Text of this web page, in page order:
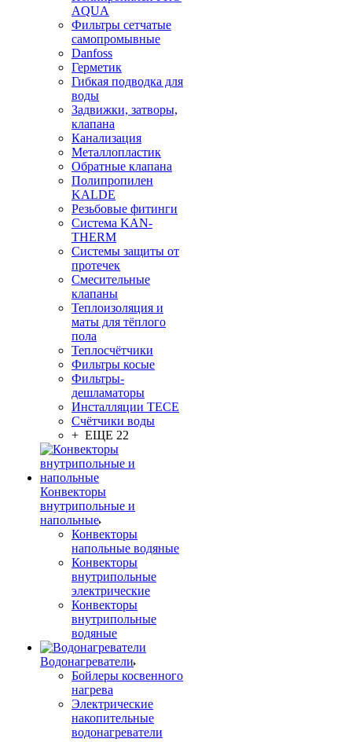
AQUA
Фильтры сетчатые
самопромывные
Danfoss
Герметик
Гибкая подводка для
воды
Задвижки, затворы,
клапана
Канализация
Металлопластик
Обратные клапана
Полипропилен
KALDE
Резьбовые фитинги
Система KAN-
THERM
Системы защиты от
протечек
Смесительные
клапаны
Теплоизоляция и
маты для тёплого
пола
Теплосчётчики
Фильтры косые
Фильтры-
дешламаторы
Инсталляции TECE
Счётчики воды
+ ЕЩЕ 22
Конвекторы
внутрипольные и
напольные
Конвекторы
напольные водяные
Конвекторы
внутрипольные
электрические
Конвекторы
внутрипольные
водяные
Водонагреватели
Бойлеры косвенного
нагрева
Электрические
накопительные
водонагреватели